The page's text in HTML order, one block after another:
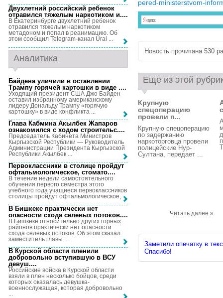
pered-ministerstvom-
Новость прочитана 530
Еще из этой
Крупную
спецоперацию
провели п...
Крупную спецоперацию
по задержанию
наркоторговца провели
полицейские Нур-
Султана, передает ...
Читать далее »
Заметили опечатку в
Спасибо!
Двухлетний российский ребенок
отравился тяжелым наркотиком и....
В Екатеринбурге двухлетний ребенок
отравился тяжелым наркотиком
метадоном и попал в реанимацию. Об
этом сообщил Telegram-канал Ural ...
Аналитика
Байдена уличили в оставлении
Трампу горячей картошки в виде ....
Уходящий президент США Джо Байден
оставил избранному американскому
лидеру Дональду Трампу «горячую
картошку» в виде конфликта ...
Глава Кабмина Акылбек Жапаров
ознакомился с ходом строительс....
Председатель Кабинета Министров
Кыргызской Республики — Руководитель
Администрации Президента Кыргызской
Республики Акылбек ...
Первоклассники в столице пройдут
офтальмологическое, стомато....
В течение недели самостоятельного
обучения первого семестра этого
учебного года учащиеся первоклассников
столицы пройдут офтальмологическое, ...
В Бишкеке практически нет
опасности схода селевых потоков....
В Бишкеке относительно других горных
районов практически нет опасности
схода селевых потоков. Об этом сказал
заместитель главы ...
В Курской области пленили
добровольно вступившую в ВСУ
девуш....
Российские войска в Курской области
взяли в плен несколько бойцов, среди
которых оказалась девушка-
военнослужащая, которая добровольно
...